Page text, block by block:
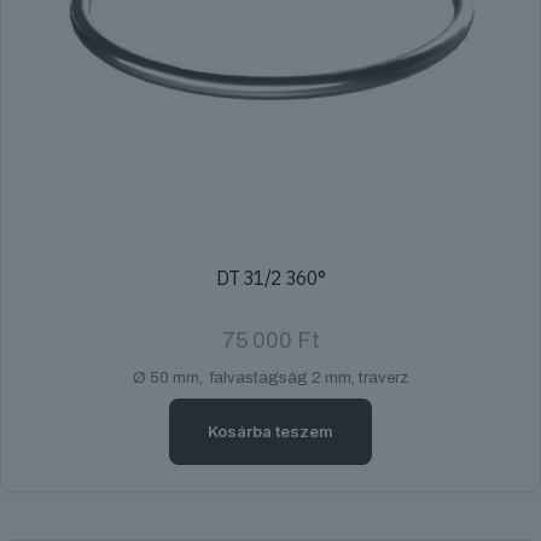
DT 31/2 360°
75 000 Ft
Ø 50 mm, falvastagság 2 mm, traverz
Kosárba teszem